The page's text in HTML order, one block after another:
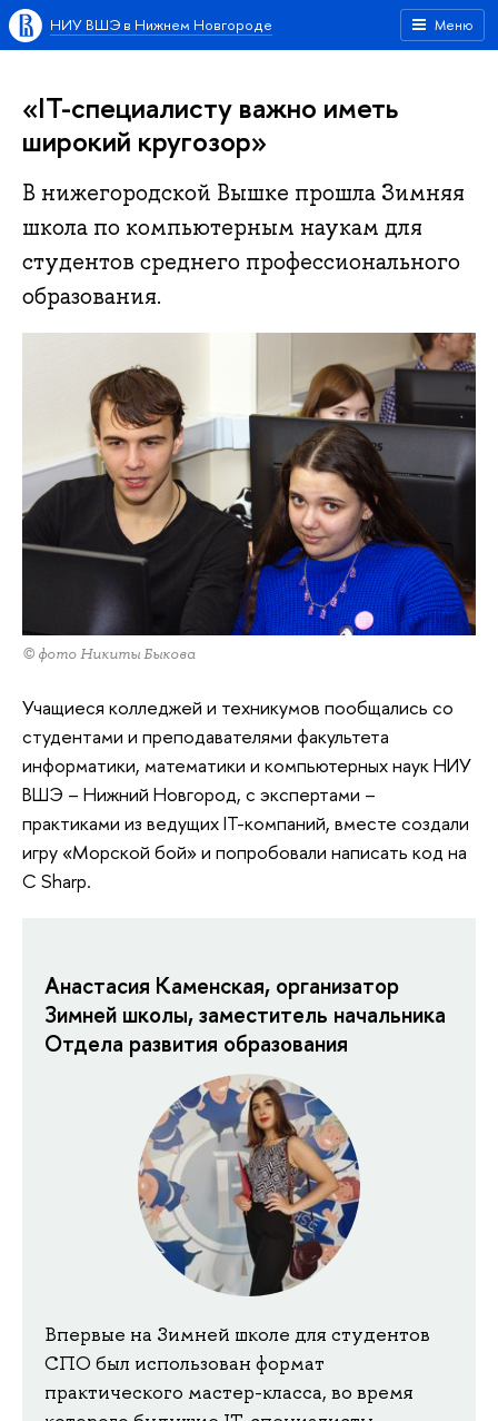
Меню
НИУ ВШЭ в Нижнем Новгороде
«IT-специалисту важно иметь
широкий кругозор»
В нижегородской Вышке прошла Зимняя
школа по компьютерным наукам для
студентов среднего профессионального
образования.
© фото Никиты Быкова
Учащиеся колледжей и техникумов пообщались со
студентами и преподавателями факультета
информатики, математики и компьютерных наук НИУ
ВШЭ – Нижний Новгород, с экспертами –
практиками из ведущих IT-компаний, вместе создали
игру «Морской бой» и попробовали написать код на
C Sharp.
Анастасия Каменская, организатор
Зимней школы, заместитель начальника
Отдела развития образования
Впервые на Зимней школе для студентов
СПО был использован формат
практического мастер-класса, во время